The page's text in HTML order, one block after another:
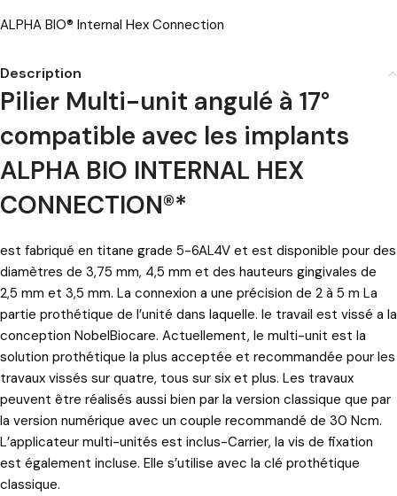
ALPHA BIO® Internal Hex Connection
Description
Pilier Multi-unit angulé à 17°
compatible avec les implants
ALPHA BIO INTERNAL HEX
CONNECTION®*
est fabriqué en titane grade 5-6AL4V et est disponible pour des
diamètres de 3,75 mm, 4,5 mm et des hauteurs gingivales de
2,5 mm et 3,5 mm. La connexion a une précision de 2 à 5 m La
partie prothétique de l’unité dans laquelle. le travail est vissé a la
conception NobelBiocare. Actuellement, le multi-unit est la
solution prothétique la plus acceptée et recommandée pour les
travaux vissés sur quatre, tous sur six et plus. Les travaux
peuvent être réalisés aussi bien par la version classique que par
la version numérique avec un couple recommandé de 30 Ncm.
L’applicateur multi-unités est inclus-Carrier, la vis de fixation
est également incluse. Elle s’utilise avec la clé prothétique
classique.